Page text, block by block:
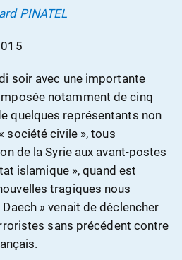
PINATEL
soir avec une importante
notamment de cinq
quelques représentants non
société civile », tous
de la Syrie aux avant-postes
islamique », quand est
tragiques nous
» venait de déclencher
sans précédent contre